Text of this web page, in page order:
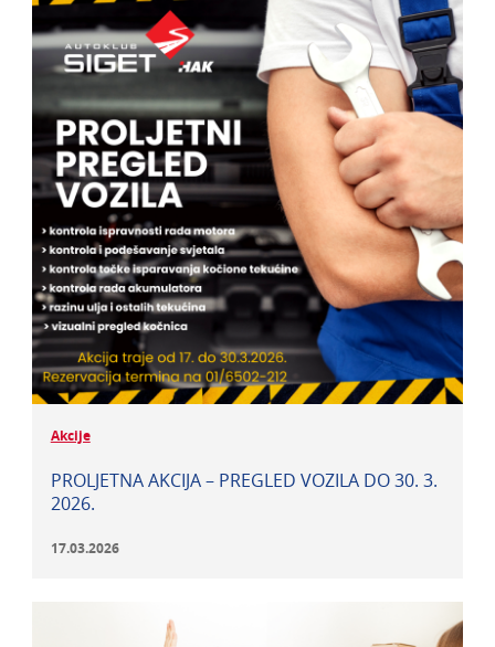
Akcije
PROLJETNA AKCIJA – PREGLED VOZILA DO 30. 3.
2026.
17.03.2026